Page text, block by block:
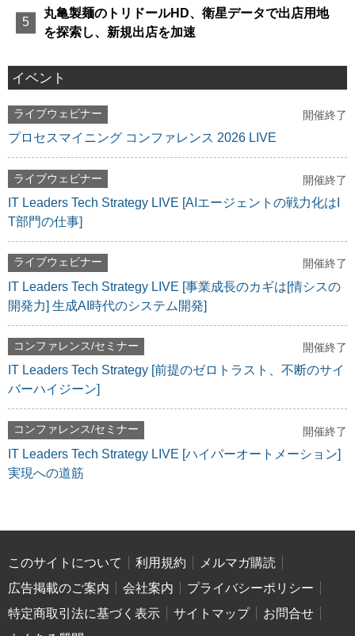
丸亀製麺のトリドールHD、衛星データで出店用地
を探索し、新規出店を加速
イベント
ライブウェビナー 開催終了
プロセスマイニング コンファレンス 2026 LIVE
ライブウェビナー 開催終了
IT Leaders Tech Strategy LIVE [AIエージェントの戦力化はI
T部門の仕事]
ライブウェビナー 開催終了
IT Leaders Tech Strategy LIVE [事業成長のカギは[情シスの
開発力] 生成AI時代のシステム開発]
コンファレンス/セミナー 開催終了
IT Leaders Tech Strategy [前提のゼロトラスト、不断のサイ
バーハイジーン]
コンファレンス/セミナー 開催終了
IT Leaders Tech Strategy LIVE [ハイパーオートメーション]
実現への道筋
このサイトについて 利用規約
メルマガ購読
広告掲載のご案内
会社案内
プライバシーポリシー
特定商取引法に基づく表示
サイトマップ
お問合せ